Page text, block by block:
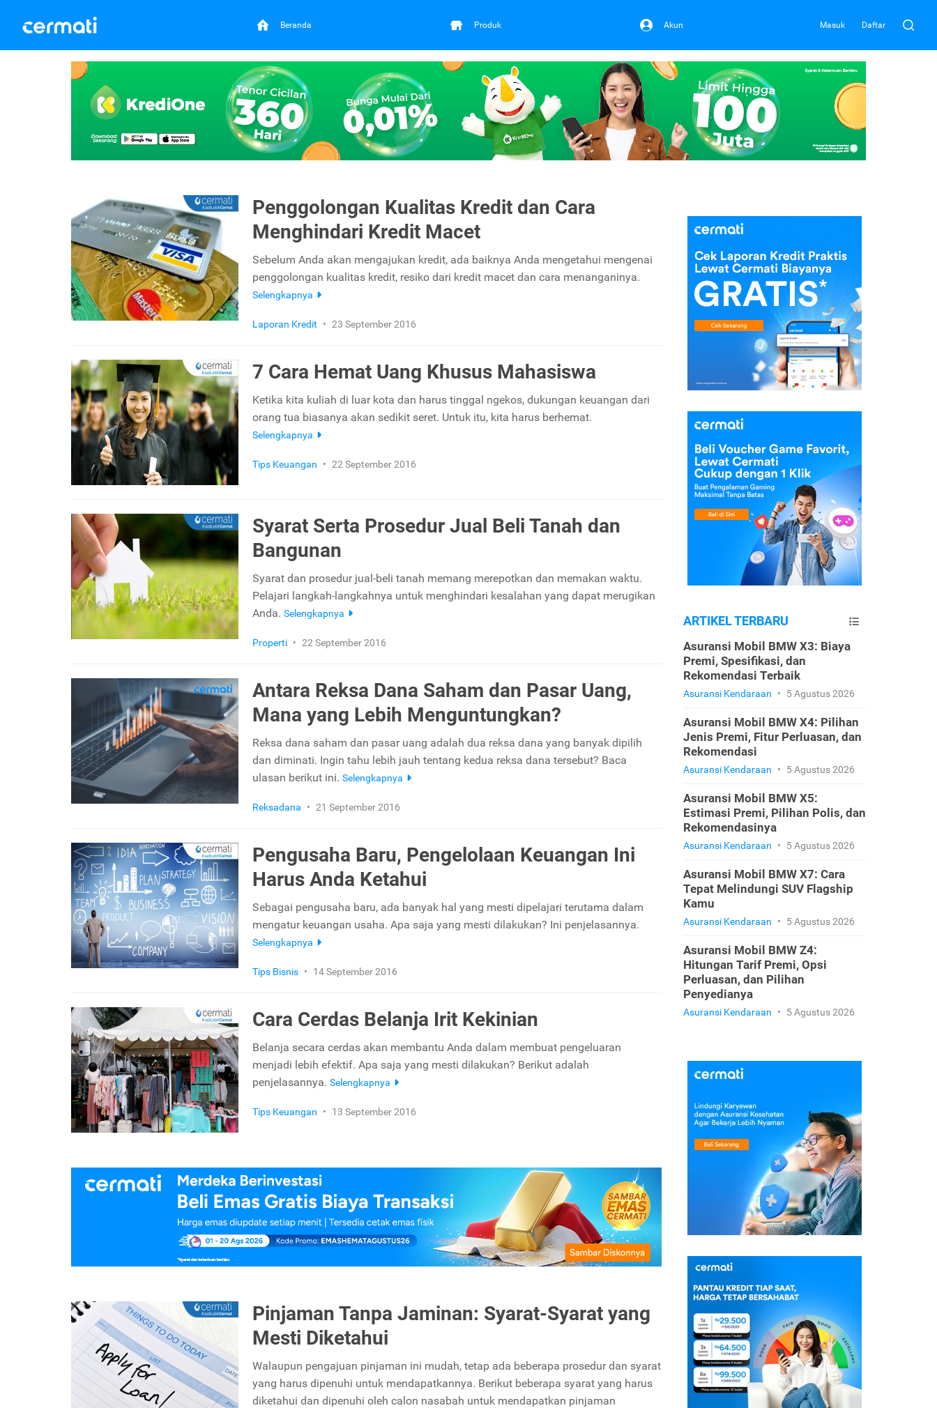
Beranda Produk Akun Masuk Daftar
Penggolongan Kualitas Kredit dan Cara
Menghindari Kredit Macet
Sebelum Anda akan mengajukan kredit, ada baiknya Anda mengetahui mengenai
penggolongan kualitas kredit, resiko dari kredit macet dan cara menanganinya.
Selengkapnya
Laporan Kredit • 23 September 2016
7 Cara Hemat Uang Khusus Mahasiswa
Ketika kita kuliah di luar kota dan harus tinggal ngekos, dukungan keuangan dari
orang tua biasanya akan sedikit seret. Untuk itu, kita harus berhemat.
Selengkapnya
Tips Keuangan • 22 September 2016
Syarat Serta Prosedur Jual Beli Tanah dan
Bangunan
Syarat dan prosedur jual-beli tanah memang merepotkan dan memakan waktu.
Pelajari langkah-langkahnya untuk menghindari kesalahan yang dapat merugikan
Anda. Selengkapnya
Properti • 22 September 2016
Antara Reksa Dana Saham dan Pasar Uang,
Mana yang Lebih Menguntungkan?
Reksa dana saham dan pasar uang adalah dua reksa dana yang banyak dipilih
dan diminati. Ingin tahu lebih jauh tentang kedua reksa dana tersebut? Baca
ulasan berikut ini. Selengkapnya
Reksadana • 21 September 2016
Pengusaha Baru, Pengelolaan Keuangan Ini
Harus Anda Ketahui
Sebagai pengusaha baru, ada banyak hal yang mesti dipelajari terutama dalam
mengatur keuangan usaha. Apa saja yang mesti dilakukan? Ini penjelasannya.
Selengkapnya
Tips Bisnis • 14 September 2016
Cara Cerdas Belanja Irit Kekinian
Belanja secara cerdas akan membantu Anda dalam membuat pengeluaran
menjadi lebih efektif. Apa saja yang mesti dilakukan? Berikut adalah
penjelasannya. Selengkapnya
Tips Keuangan • 13 September 2016
Pinjaman Tanpa Jaminan: Syarat-Syarat yang
Mesti Diketahui
Walaupun pengajuan pinjaman ini mudah, tetap ada beberapa prosedur dan syarat
yang harus dipenuhi untuk mendapatkannya. Berikut beberapa syarat yang harus
diketahui dan dipenuhi oleh calon nasabah untuk mendapatkan pinjaman
ARTIKEL TERBARU
Asuransi Mobil BMW X3: Biaya
Premi, Spesifikasi, dan
Rekomendasi Terbaik
Asuransi Kendaraan • 5 Agustus 2026
Asuransi Mobil BMW X4: Pilihan
Jenis Premi, Fitur Perluasan, dan
Rekomendasi
Asuransi Kendaraan • 5 Agustus 2026
Asuransi Mobil BMW X5:
Estimasi Premi, Pilihan Polis, dan
Rekomendasinya
Asuransi Kendaraan • 5 Agustus 2026
Asuransi Mobil BMW X7: Cara
Tepat Melindungi SUV Flagship
Kamu
Asuransi Kendaraan • 5 Agustus 2026
Asuransi Mobil BMW Z4:
Hitungan Tarif Premi, Opsi
Perluasan, dan Pilihan
Penyedianya
Asuransi Kendaraan • 5 Agustus 2026